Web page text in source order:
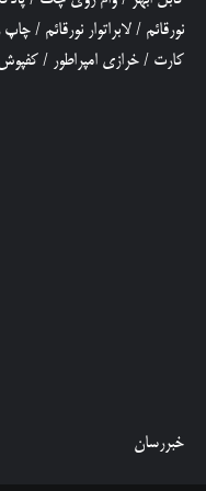
نورقائم / لابراتوار نورقائم / چاپ
کارت / خرازی امپراطور /
خبررسان